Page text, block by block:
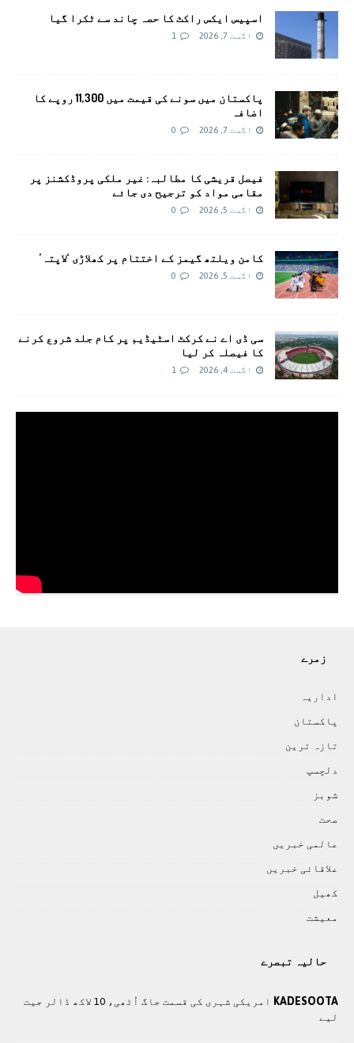
اسپیس ایکس راکٹ کا حصہ چاند سے ٹکرا گیا
اگست 7, 2026 1
پاکستان میں سونے کی قیمت میں 11,300 روپے کا
اضافہ
اگست 7, 2026 0
فیصل قریشی کا مطالبہ: غیر ملکی پروڈکشنز پر
مقامی مواد کو ترجیح دی جائے
اگست 5, 2026 0
کامن ویلتھ گیمز کے اختتام پر کھلاڑی ‘لاپتہ’
اگست 5, 2026 0
سی ڈی اے نے کرکٹ اسٹیڈیم پر کام جلد شروع کرنے
کا فیصلہ کر لیا
اگست 4, 2026 1
زمرے
اداريہ
پاکستان
تازہ ترين
دلچسپ
شوبز
صحت
عالمی خبريں
علاقائی خبريں
کھيل
معيشت
حالیہ تبصرے
KADESOOTA
امریکی شہری کی قسمت جاگ اُٹھی، 10 لاکھ ڈالر جیت
لیے